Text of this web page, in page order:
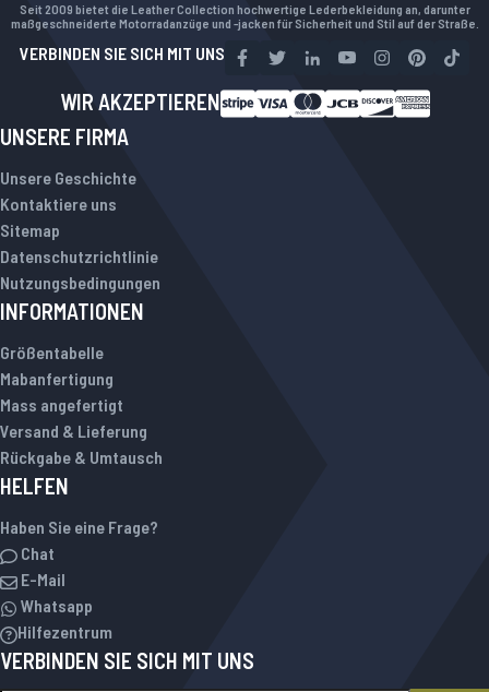
Seit 2009 bietet die Leather Collection hochwertige Lederbekleidung an, darunter
maßgeschneiderte Motorradanzüge und -jacken für Sicherheit und Stil auf der Straße.
VERBINDEN SIE SICH MIT UNS
WIR AKZEPTIEREN
UNSERE FIRMA
Unsere Geschichte
Kontaktiere uns
Sitemap
Datenschutzrichtlinie
Nutzungsbedingungen
INFORMATIONEN
Größentabelle
Mabanfertigung
Mass angefertigt
Versand & Lieferung
Rückgabe & Umtausch
HELFEN
Haben Sie eine Frage?
Chat
E-Mail
Whatsapp
Hilfezentrum
VERBINDEN SIE SICH MIT UNS